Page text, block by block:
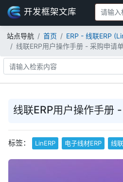
开发框架文库
站点导航 首页
ERP - 线联ERP
线联ERP用户操作手册 - 采购申请
线联ERP用户操作手册
标签： LinERP 电子线材ERP 线